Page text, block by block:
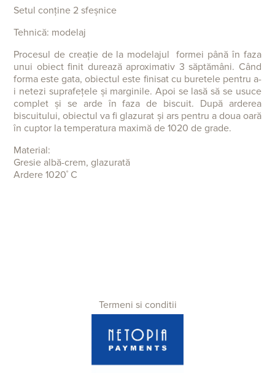
Setul conține 2 sfeșnice
Tehnică: modelaj
Procesul de creație de la modelajul formei până în faza
unui obiect finit durează aproximativ 3 săptămâni. Când
forma este gata, obiectul este finisat cu buretele pentru a-
i netezi suprafețele și marginile. Apoi se lasă să se usuce
complet și se arde în faza de biscuit. După arderea
biscuitului, obiectul va fi glazurat și ars pentru a doua oară
în cuptor la temperatura maximă de 1020 de grade.
Material:
Gresie albă-crem, glazurată
Ardere 1020˚ C
Termeni si conditii